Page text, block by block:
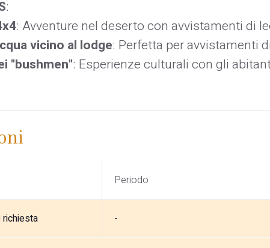
:
: Avventure nel deserto con avvistamenti di
vicino al lodge: Perfetta per avvistamenti
"bushmen": Esperienze culturali con gli
Periodo
-